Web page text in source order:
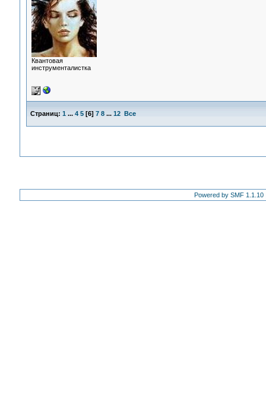
Квантовая
инструменталистка
Страниц: 1 ... 4 5[6] 7 8 ... 12 Все
Powered by SMF 1.1.10